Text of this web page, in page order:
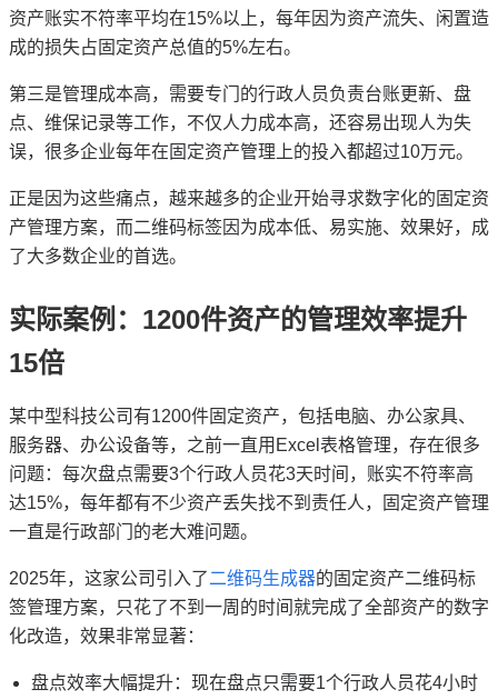
资产账实不符率平均在15%以上，每年因为资产流失、闲置造
成的损失占固定资产总值的5%左右。
第三是管理成本高，需要专门的行政人员负责台账更新、盘
点、维保记录等工作，不仅人力成本高，还容易出现人为失
误，很多企业每年在固定资产管理上的投入都超过10万元。
正是因为这些痛点，越来越多的企业开始寻求数字化的固定资
产管理方案，而二维码标签因为成本低、易实施、效果好，成
了大多数企业的首选。
实际案例：1200件资产的管理效率提升
15倍
某中型科技公司有1200件固定资产，包括电脑、办公家具、
服务器、办公设备等，之前一直用Excel表格管理，存在很多
问题：每次盘点需要3个行政人员花3天时间，账实不符率高
达15%，每年都有不少资产丢失找不到责任人，固定资产管理
一直是行政部门的老大难问题。
2025年，这家公司引入了二维码生成器的固定资产二维码标
签管理方案，只花了不到一周的时间就完成了全部资产的数字
化改造，效果非常显著：
盘点效率大幅提升：现在盘点只需要1个行政人员花4小时